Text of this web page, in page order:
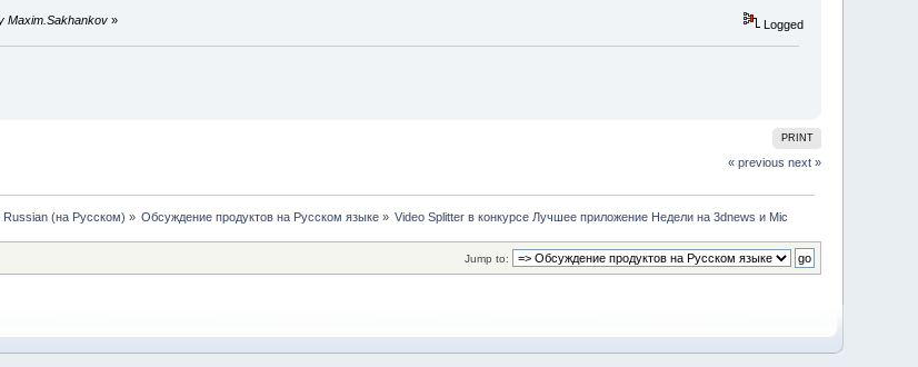
Maxim.Sakhankov» Logged
PRINT
« previous next »
Russian (на Русском) » Обсуждение продуктов на Русском языке » Video Splitter в конкурсе Лучшее приложение Недели на 3dnews и Mic
Jump to: